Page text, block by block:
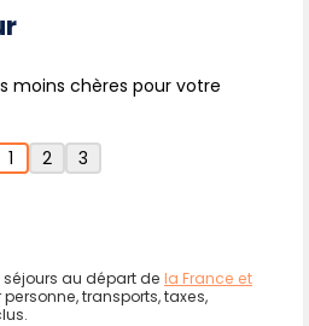
moins chères pour votre
1 2 3
au départ de la France et
personne, transports, taxes,